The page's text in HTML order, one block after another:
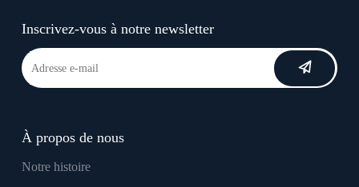
Inscrivez-vous à notre newsletter
À propos de nous
Notre histoire